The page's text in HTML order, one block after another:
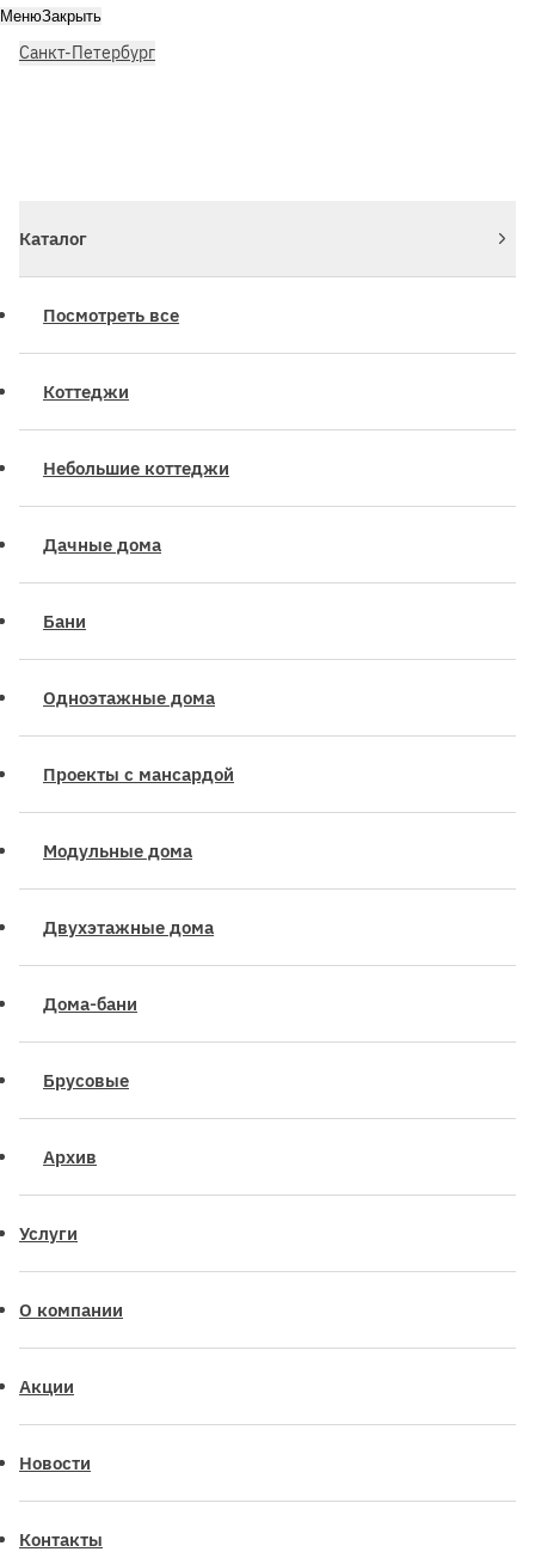
Санкт-Петербург
МенюЗакрыть
Каталог
Посмотреть все
Коттеджи
Небольшие коттеджи
Дачные дома
Бани
Одноэтажные дома
Проекты с мансардой
Модульные дома
Двухэтажные дома
Дома-бани
Брусовые
Архив
Услуги
О компании
Акции
Новости
Контакты